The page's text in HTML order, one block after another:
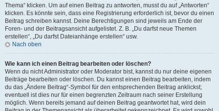
Thema“ klicken. Um auf einen Beitrag zu antworten, musst du auf „Antworten“
klicken. Es könnte sein, dass eine Registrierung erforderlich ist, bevor du einen
Beitrag schreiben kannst. Deine Berechtigungen sind jeweils am Ende der
Foren- und der Beitragsansicht aufgelistet. Z. B. „Du darfst neue Themen
erstellen“, „Du darfst Dateianhänge erstellen“ usw.
Nach oben
Wie kann ich einen Beitrag bearbeiten oder löschen?
Wenn du nicht Administrator oder Moderator bist, kannst du nur deine eigenen
Beiträge bearbeiten oder löschen. Du kannst einen Beitrag bearbeiten, indem
du das „Ändere Beitrag“-Symbol für den entsprechenden Beitrag anklickst;
eventuell ist dies nur für einen begrenzten Zeitraum nach seiner Erstellung
möglich. Wenn bereits jemand auf deinen Beitrag geantwortet hat, wird dein